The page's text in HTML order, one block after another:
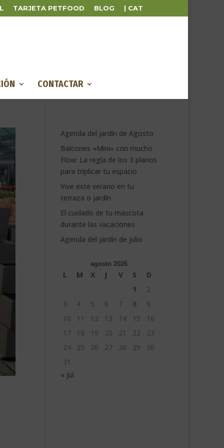
TARJETA PETFOOD BLOG | CAT
CONTACTAR
Agenda del jardín de Agosto
Balcones «Mini» con mucho
Flow: La regla de los 3 planos
para triplicar tu espacio
Vive este verano en tu
terraza o jardín
El cuidado de tu mascota
durante las vacaciones
Agenda del jardín de Julio
agosto 2026
L M X J V S
D
1
2
3
4 5 6 7 8
9
10
11 12 13 14 15
16
17
18 19 20 21 22
23
24
25 26 27 28 29
30
31
« Jul